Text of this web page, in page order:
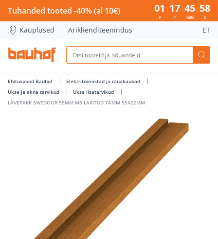
LÄVEPAKK SWEDOOR 55MM M8 LAKITUD TAMM
Tuhanded tooted -40% (al 10€) 01
P
17
T
45
MIN
58
S
Kauplused Äriklienditeenindus ET
Ehituspood Bauhof
Elektritööriistad ja rauakaubad
Ukse ja akna tarvikud
Ukse lisatarvikud
LÄVEPAKK SWEDOOR 55MM M8 LAKITUD TAMM 55X22MM